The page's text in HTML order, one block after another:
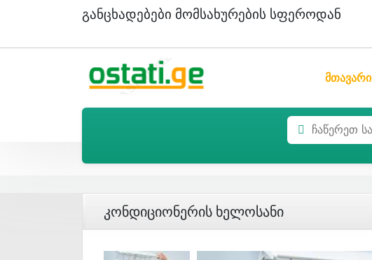
Განცხადებები Მომსახურების Სფეროდან
მთავარი
Კონდიციონერის Ხელოსანი